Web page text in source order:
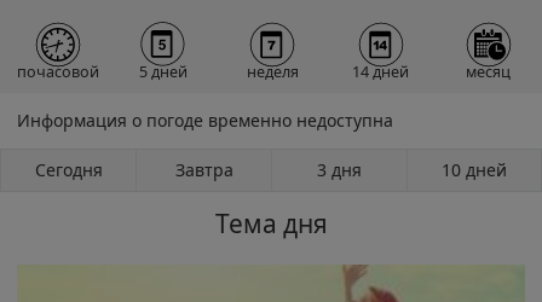
почасовой 5 дней неделя 14 дней месяц
Информация о погоде временно недоступна
Сегодня Завтра 3 дня 10 дней
Тема дня